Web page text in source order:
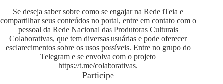
Se deseja saber sobre como se engajar na Rede iTeia e
compartilhar seus conteúdos no portal, entre em contato com o
pessoal da Rede Nacional das Produtoras Culturais
Colaborativas, que tem diversas usuárias e pode oferecer
esclarecimentos sobre os usos possíveis. Entre no grupo do
Telegram e se envolva com o projeto
https://t.me/colaborativas.
Participe